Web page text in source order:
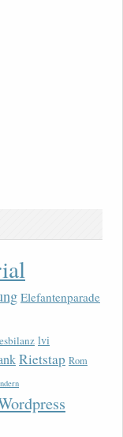
Elefantenparade
lvi
Rietstap Rom